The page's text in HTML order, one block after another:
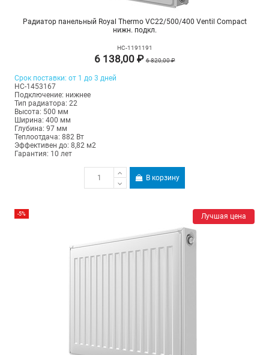
Радиатор панельный Royal Thermo VC22/500/400 Ventil Compact
нижн. подкл.
НС-1191191
6 138,00 ₽6 820,00 ₽
Срок поставки: от 1 до 3 дней
НС-1453167
Подключение: нижнее
Тип радиатора: 22
Высота: 500 мм
Ширина: 400 мм
Глубина: 97 мм
Теплоотдача: 882 Вт
Эффективен до: 8,82 м2
Гарантия: 10 лет
В корзину
Лучшая цена
-5%